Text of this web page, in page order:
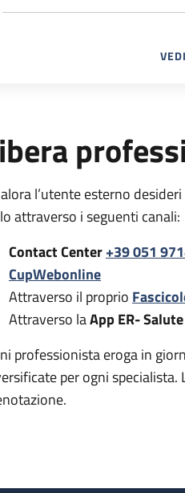
l’utente esterno
attraverso i seguenti canali:
Contact Center+39 051
CupWebonline
Attraverso il proprio
Attraverso laApp ER-
professionista eroga in
per ogni